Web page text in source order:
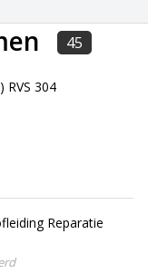
45
RVS 304
Reparatie